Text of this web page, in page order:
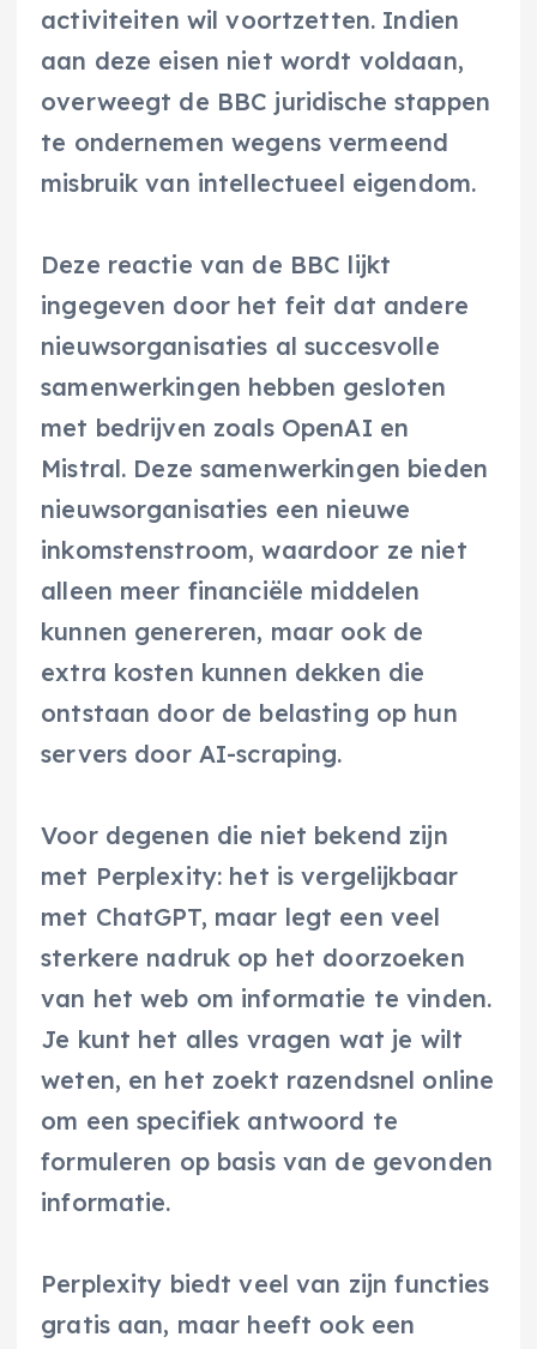
activiteiten wil voortzetten. Indien
aan deze eisen niet wordt voldaan,
overweegt de BBC juridische stappen
te ondernemen wegens vermeend
misbruik van intellectueel eigendom.
Deze reactie van de BBC lijkt
ingegeven door het feit dat andere
nieuwsorganisaties al succesvolle
samenwerkingen hebben gesloten
met bedrijven zoals OpenAI en
Mistral. Deze samenwerkingen bieden
nieuwsorganisaties een nieuwe
inkomstenstroom, waardoor ze niet
alleen meer financiële middelen
kunnen genereren, maar ook de
extra kosten kunnen dekken die
ontstaan door de belasting op hun
servers door AI-scraping.
Voor degenen die niet bekend zijn
met Perplexity: het is vergelijkbaar
met ChatGPT, maar legt een veel
sterkere nadruk op het doorzoeken
van het web om informatie te vinden.
Je kunt het alles vragen wat je wilt
weten, en het zoekt razendsnel online
om een specifiek antwoord te
formuleren op basis van de gevonden
informatie.
Perplexity biedt veel van zijn functies
gratis aan, maar heeft ook een